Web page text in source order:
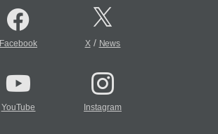
Facebook X/ News
YouTube Instagram